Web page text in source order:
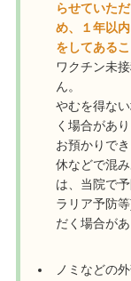
らせていた
め、１年以
をしてあるこ
ワクチン未
ん。
やむを得な
く場合があり
お預かりで
休などで混
は、当院で
ラリア予防
だく場合が
ノミなどの